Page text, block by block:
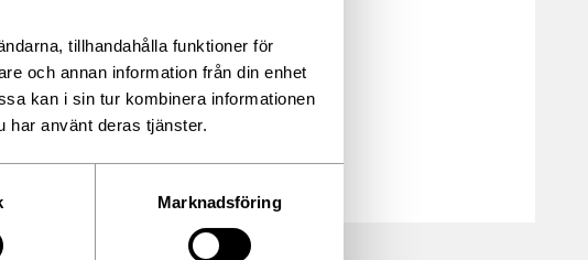
tillhandahålla funktioner för
och annan information från din enhet
kan i sin tur kombinera informationen
har använt deras tjänster.
Marknadsföring